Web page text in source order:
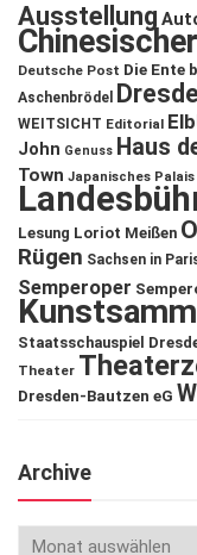
Ausstellung
Deutsche Post Die Ente
Aschenbrödel
WEITSICHT Editorial
John Genuss Haus
Town Japanisches Palais
Lesung Loriot Meißen
Rügen Sachsen in
Semperoper
Staatsschauspiel
Theater
Dresden-Bautzen eG
Archive